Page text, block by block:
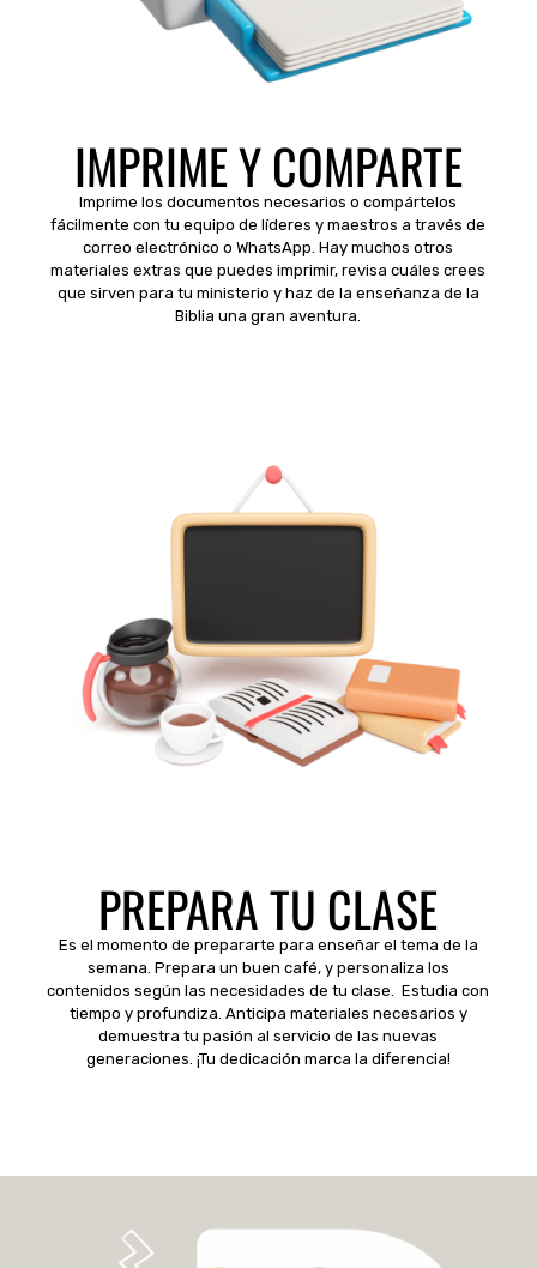
IMPRIME Y COMPARTE
Imprime los documentos necesarios o compártelos
fácilmente con tu equipo de líderes y maestros a través de
correo electrónico o WhatsApp. Hay muchos otros
materiales extras que puedes imprimir, revisa cuáles crees
que sirven para tu ministerio y haz de la enseñanza de la
Biblia una gran aventura.
PREPARA TU CLASE
Es el momento de prepararte para enseñar el tema de la
semana. Prepara un buen café, y personaliza los
contenidos según las necesidades de tu clase. Estudia con
tiempo y profundiza. Anticipa materiales necesarios y
demuestra tu pasión al servicio de las nuevas
generaciones. ¡Tu dedicación marca la diferencia!